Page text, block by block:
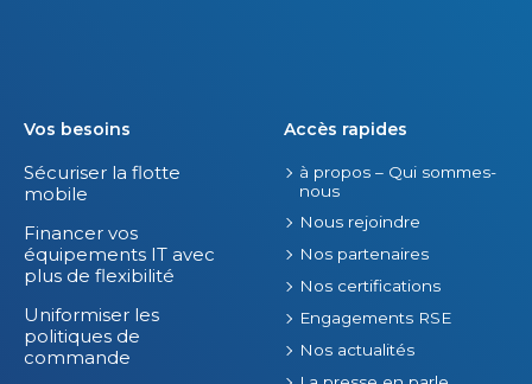
Vos besoins
Sécuriser la flotte
mobile
Financer vos
équipements IT avec
plus de flexibilité
Uniformiser les
politiques de
commande
Accès rapides
à propos – Qui sommes-
nous
Nous rejoindre
Nos partenaires
Nos certifications
Engagements RSE
Nos actualités